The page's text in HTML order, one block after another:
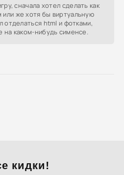
сначала хотел сделать как
же хотя бы виртуальную
отделаться html и фотками,
на каком-нибудь сименсе.